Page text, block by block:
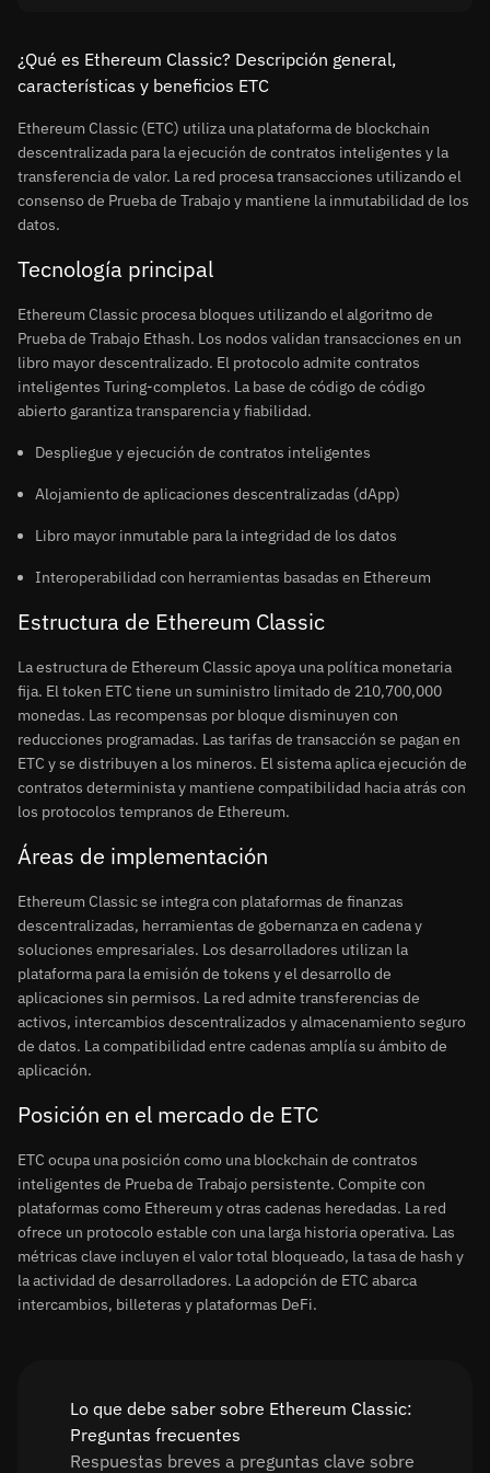
¿Qué es Ethereum Classic? Descripción general,
características y beneficios ETC
Ethereum Classic (ETC) utiliza una plataforma de blockchain
descentralizada para la ejecución de contratos inteligentes y la
transferencia de valor. La red procesa transacciones utilizando el
consenso de Prueba de Trabajo y mantiene la inmutabilidad de los
datos.
Tecnología principal
Ethereum Classic procesa bloques utilizando el algoritmo de
Prueba de Trabajo Ethash. Los nodos validan transacciones en un
libro mayor descentralizado. El protocolo admite contratos
inteligentes Turing-completos. La base de código de código
abierto garantiza transparencia y fiabilidad.
Despliegue y ejecución de contratos inteligentes
Alojamiento de aplicaciones descentralizadas (dApp)
Libro mayor inmutable para la integridad de los datos
Interoperabilidad con herramientas basadas en Ethereum
Estructura de Ethereum Classic
La estructura de Ethereum Classic apoya una política monetaria
fija. El token ETC tiene un suministro limitado de 210,700,000
monedas. Las recompensas por bloque disminuyen con
reducciones programadas. Las tarifas de transacción se pagan en
ETC y se distribuyen a los mineros. El sistema aplica ejecución de
contratos determinista y mantiene compatibilidad hacia atrás con
los protocolos tempranos de Ethereum.
Áreas de implementación
Ethereum Classic se integra con plataformas de finanzas
descentralizadas, herramientas de gobernanza en cadena y
soluciones empresariales. Los desarrolladores utilizan la
plataforma para la emisión de tokens y el desarrollo de
aplicaciones sin permisos. La red admite transferencias de
activos, intercambios descentralizados y almacenamiento seguro
de datos. La compatibilidad entre cadenas amplía su ámbito de
aplicación.
Posición en el mercado de ETC
ETC ocupa una posición como una blockchain de contratos
inteligentes de Prueba de Trabajo persistente. Compite con
plataformas como Ethereum y otras cadenas heredadas. La red
ofrece un protocolo estable con una larga historia operativa. Las
métricas clave incluyen el valor total bloqueado, la tasa de hash y
la actividad de desarrolladores. La adopción de ETC abarca
intercambios, billeteras y plataformas DeFi.
Lo que debe saber sobre Ethereum Classic:
Preguntas frecuentes
Respuestas breves a preguntas clave sobre